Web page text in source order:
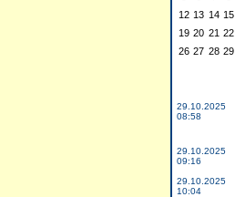
12 13 14 15
19 20 21 22
26 27 28 29
29.10.2025
08:58
29.10.2025
09:16
29.10.2025
10:04